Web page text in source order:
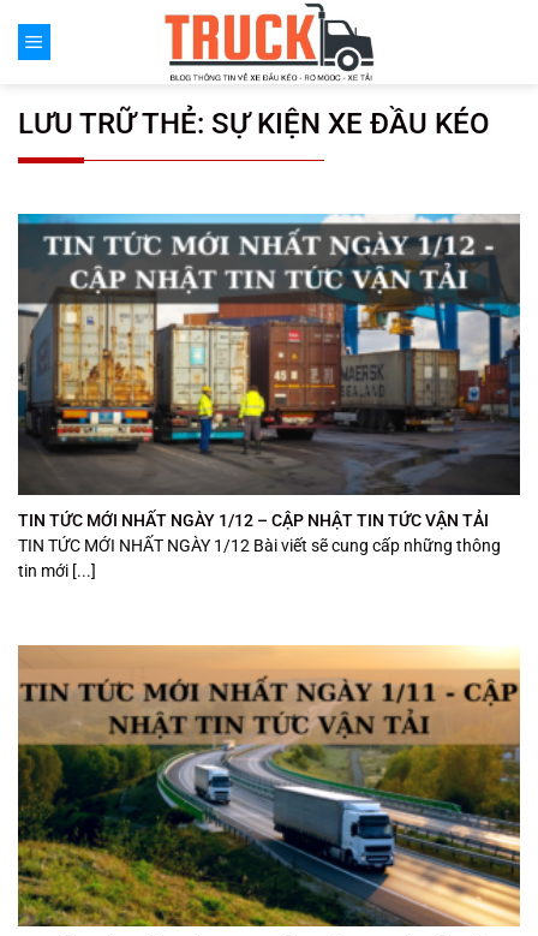
đến
LƯU TRỮ THẺ: SỰ KIỆN XE ĐẦU KÉO
TIN TỨC MỚI NHẤT NGÀY 1/12 – CẬP NHẬT TIN TỨC VẬN TẢI
TIN TỨC MỚI NHẤT NGÀY 1/12 Bài viết sẽ cung cấp những thông
tin mới [...]